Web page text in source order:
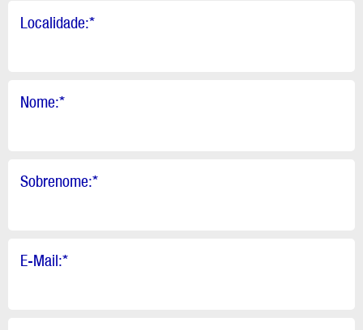
Localidade:*
Nome:*
Sobrenome:*
E-Mail:*